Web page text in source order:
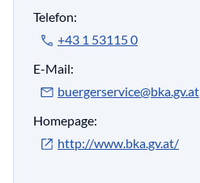
Telefon:
+43 1 53115 0
E-Mail:
buergerservice@bka.gv.at
Homepage:
http://www.bka.gv.at/